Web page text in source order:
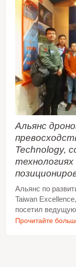
Альянс
Technology,
технологиях
Альянс по
Taiwan
посетил
Прочитайте